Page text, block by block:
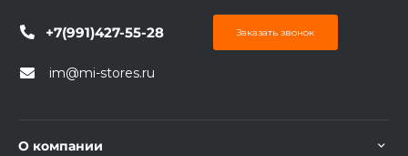
+7(991)427-55-28 Заказать звонок
im@mi-stores.ru
О компании